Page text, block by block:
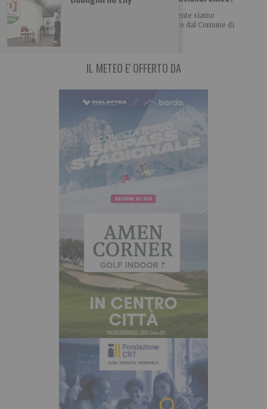
IL COMMENTO DI ROSSO E FONTANA «Sinceramente siamo
estremamente delusi dall’avviso pubblico pubblicato dal Comune di
IL METEO E' OFFERTO DA